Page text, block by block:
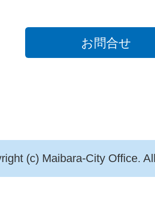
お問合せ
(c) Maibara-City Office.